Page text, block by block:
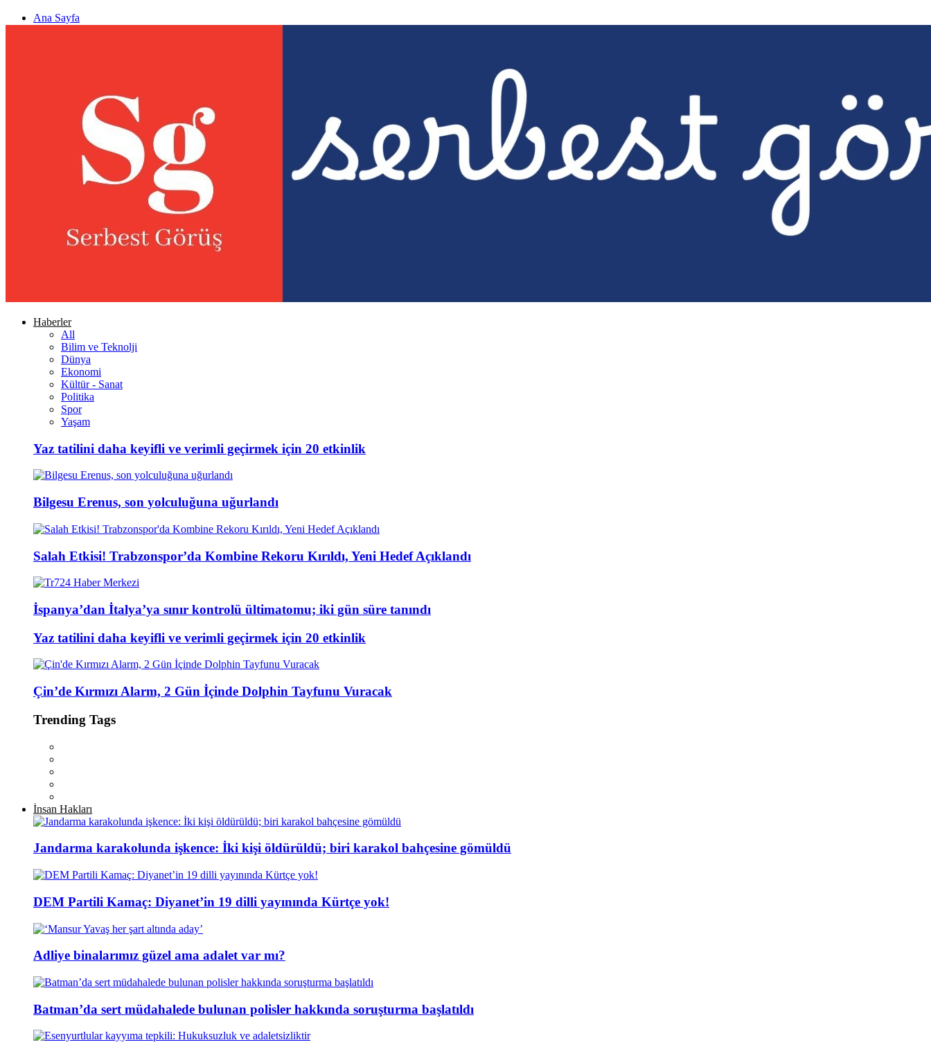
Ana Sayfa
Haberler
All
Bilim ve Teknolji
Dünya
Ekonomi
Kültür - Sanat
Politika
Spor
Yaşam
Yaz tatilini daha keyifli ve verimli geçirmek için 20 etkinlik
Bilgesu Erenus, son yolculuğuna uğurlandı
Salah Etkisi! Trabzonspor’da Kombine Rekoru Kırıldı, Yeni Hedef Açıklandı
İspanya’dan İtalya’ya sınır kontrolü ültimatomu; iki gün süre tanındı
Yaz tatilini daha keyifli ve verimli geçirmek için 20 etkinlik
Çin’de Kırmızı Alarm, 2 Gün İçinde Dolphin Tayfunu Vuracak
Trending Tags
İnsan Hakları
Jandarma karakolunda işkence: İki kişi öldürüldü; biri karakol bahçesine gömüldü
DEM Partili Kamaç: Diyanet’in 19 dilli yayınında Kürtçe yok!
Adliye binalarımız güzel ama adalet var mı?
Batman’da sert müdahalede bulunan polisler hakkında soruşturma başlatıldı